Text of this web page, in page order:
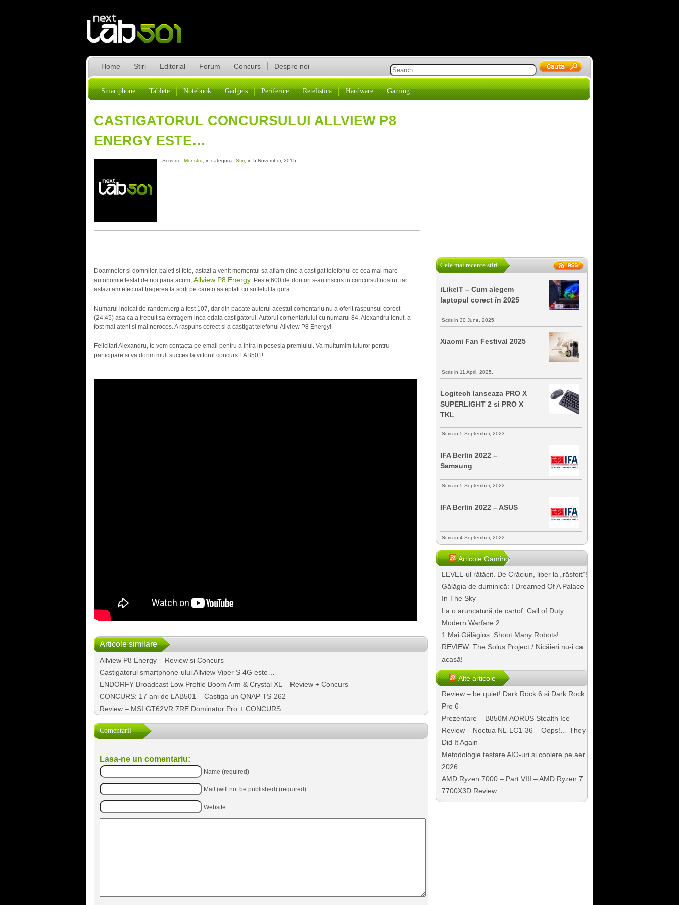
Home Stiri Editorial Forum Concurs Despre noi
Smartphone Tablete Notebook Gadgets Periferice Retelistica Hardware Gaming
CASTIGATORUL CONCURSULUI ALLVIEW P8
ENERGY ESTE…
Scris de: Monstru , in categoria: Stiri , in 5 November, 2015.
Doamnelor si domnilor, baieti si fete, astazi a venit momentul sa aflam cine a castigat telefonul ce cea mai mare
autonomie testat de noi pana acum, Allview P8 Energy. Peste 600 de doritori s-au inscris in concursul nostru, iar
astazi am efectuat tragerea la sorti pe care o asteptati cu sufletul la gura.
Numarul indicat de random.org a fost 107, dar din pacate autorul acestui comentariu nu a oferit raspunsul corect
(24:45) asa ca a trebuit sa extragem inca odata castigatorul. Autorul comentariului cu numarul 84, Alexandru Ionut, a
fost mai atent si mai norocos. A raspuns corect si a castigat telefonul Allview P8 Energy!
Felicitari Alexandru, te vom contacta pe email pentru a intra in posesia premiului. Va multumim tuturor pentru
participare si va dorim mult succes la viitorul concurs LAB501!
Articole similare
Allview P8 Energy – Review si Concurs
Castigatorul smartphone-ului Allview Viper S 4G este…
ENDORFY Broadcast Low Profile Boom Arm & Crystal XL – Review + Concurs
CONCURS: 17 ani de LAB501 – Castiga un QNAP TS-262
Review – MSI GT62VR 7RE Dominator Pro + CONCURS
Comentarii
Lasa-ne un comentariu:
Name (required)
Mail (will not be published) (required)
Website
Cele mai recente stiri
iLikeIT – Cum alegem
laptopul corect în 2025
Scris in 30 June, 2025.
Xiaomi Fan Festival 2025
Scris in 11 April, 2025.
Logitech lanseaza PRO X
SUPERLIGHT 2 si PRO X
TKL
Scris in 5 September, 2023.
IFA Berlin 2022 –
Samsung
Scris in 5 September, 2022.
IFA Berlin 2022 – ASUS
Scris in 4 September, 2022.
Articole Gaming
LEVEL-ul rătăcit. De Crăciun, liber la „răsfoit”!
Gălăgia de duminică: I Dreamed Of A Palace
In The Sky
La o aruncatură de cartof: Call of Duty
Modern Warfare 2
1 Mai Gălăgios: Shoot Many Robots!
REVIEW: The Solus Project / Nicăieri nu-i ca
acasă!
Alte articole
Review – be quiet! Dark Rock 6 si Dark Rock
Pro 6
Prezentare – B850M AORUS Stealth Ice
Review – Noctua NL-LC1-36 – Oops!… They
Did It Again
Metodologie testare AIO-uri si coolere pe aer
2026
AMD Ryzen 7000 – Part VIII – AMD Ryzen 7
7700X3D Review